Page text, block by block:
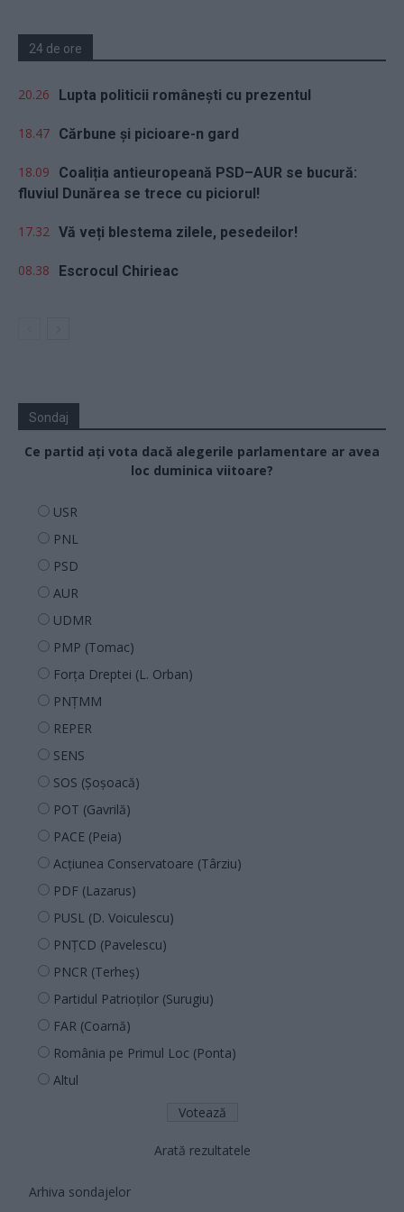
24 de ore
20.26 Lupta politicii românești cu prezentul
18.47 Cărbune și picioare-n gard
18.09
Coaliția antieuropeană PSD–AUR se bucură:
fluviul Dunărea se trece cu piciorul!
17.32 Vă veți blestema zilele, pesedeilor!
08.38 Escrocul Chirieac
Sondaj
Ce partid ați vota dacă alegerile parlamentare ar avea
loc duminica viitoare?
USR
PNL
PSD
AUR
UDMR
PMP (Tomac)
Forța Dreptei (L. Orban)
PNȚMM
REPER
SENS
SOS (Șoșoacă)
POT (Gavrilă)
PACE (Peia)
Acțiunea Conservatoare (Târziu)
PDF (Lazarus)
PUSL (D. Voiculescu)
PNȚCD (Pavelescu)
PNCR (Terheș)
Partidul Patrioților (Surugiu)
FAR (Coarnă)
România pe Primul Loc (Ponta)
Altul
Arată rezultatele
Arhiva sondajelor